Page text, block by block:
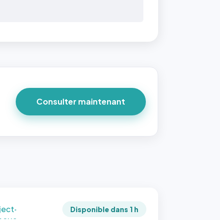
Consulter maintenant
par
1:1
Disponible dans 1 h